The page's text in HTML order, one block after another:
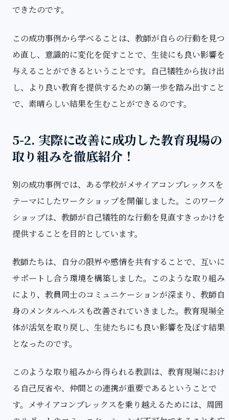
できたのです。
この成功事例から学べることは、教師が自らの行動を見つ
め直し、意識的に変化を促すことで、生徒にも良い影響を
与えることができるということです。自己犠牲から抜け出
し、より良い教育を提供するための第一歩を踏み出すこと
で、素晴らしい結果を生むことができるのです。
5-2. 実際に改善に成功した教育現場の
取り組みを徹底紹介！
別の成功事例では、ある学校がメサイアコンプレックスを
テーマにしたワークショップを開催しました。このワーク
ショップは、教師が自己犠牲的な行動を見直すきっかけを
提供することを目的としています。
教師たちは、自分の限界や感情を共有することで、互いに
サポートし合う環境を構築しました。このような取り組み
により、教員同士のコミュニケーションが深まり、教師自
身のメンタルヘルスも改善されていきました。教育現場全
体が活気を取り戻し、生徒たちにも良い影響を及ぼす結果
となったのです。
このような取り組みから得られる教訓は、教育現場におけ
る自己反省や、仲間との連携が重要であるということで
す。メサイアコンプレックスを乗り越えるためには、周囲